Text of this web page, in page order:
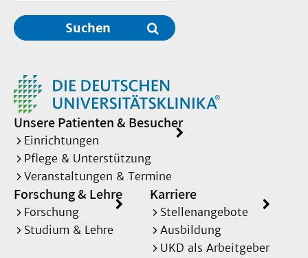
Suchen
Unsere Patienten & Besucher
Einrichtungen
Pflege & Unterstützung
Veranstaltungen & Termine
Forschung & Lehre
Forschung
Studium & Lehre
Karriere
Stellenangebote
Ausbildung
UKD als Arbeitgeber